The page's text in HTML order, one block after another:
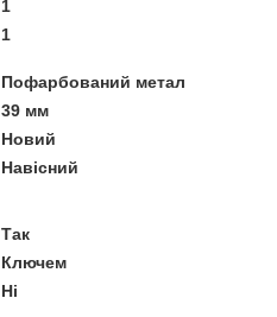
1
1
Пофарбований метал
39 мм
Новий
Навісний
Так
Ключем
Ні